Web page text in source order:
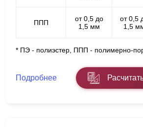
ППП
от 0,5 до
1,5 мм
от 0,5
1,5
* ПЭ - полиэстер, ППП - полимерно-
Подробнее